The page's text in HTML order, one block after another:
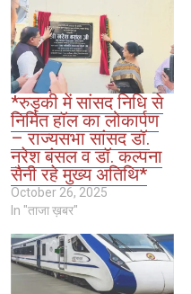
*रुड़की में सांसद निधि से
निर्मित हॉल का लोकार्पण
– राज्यसभा सांसद डॉ.
नरेश बंसल व डॉ. कल्पना
सैनी रहे मुख्य अतिथि*
October 26, 2025
In "ताजा ख़बर"